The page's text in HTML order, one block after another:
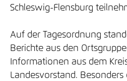
Schleswig-Flensburg
Auf der Tagesordnung
Berichte aus den
Informationen aus dem
Landesvorstand.